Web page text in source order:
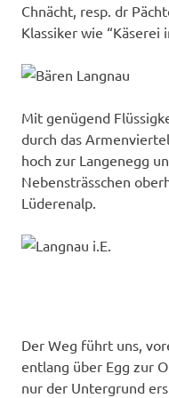
Chnächt, resp. dr
Klassiker wie “Käserei
Mit genügend
durch das
hoch zur Langenegg
Nebensträsschen
Lüderenalp.
Der Weg führt uns,
entlang über Egg zur
nur der Untergrund